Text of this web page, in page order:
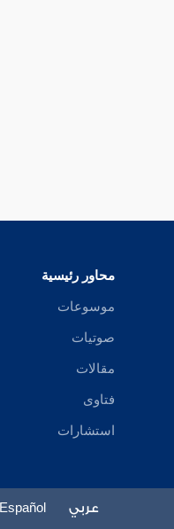
محاور رئيسية
موسوعات
صوتيات
مقالات
فتاوى
استشارات
عربي Español